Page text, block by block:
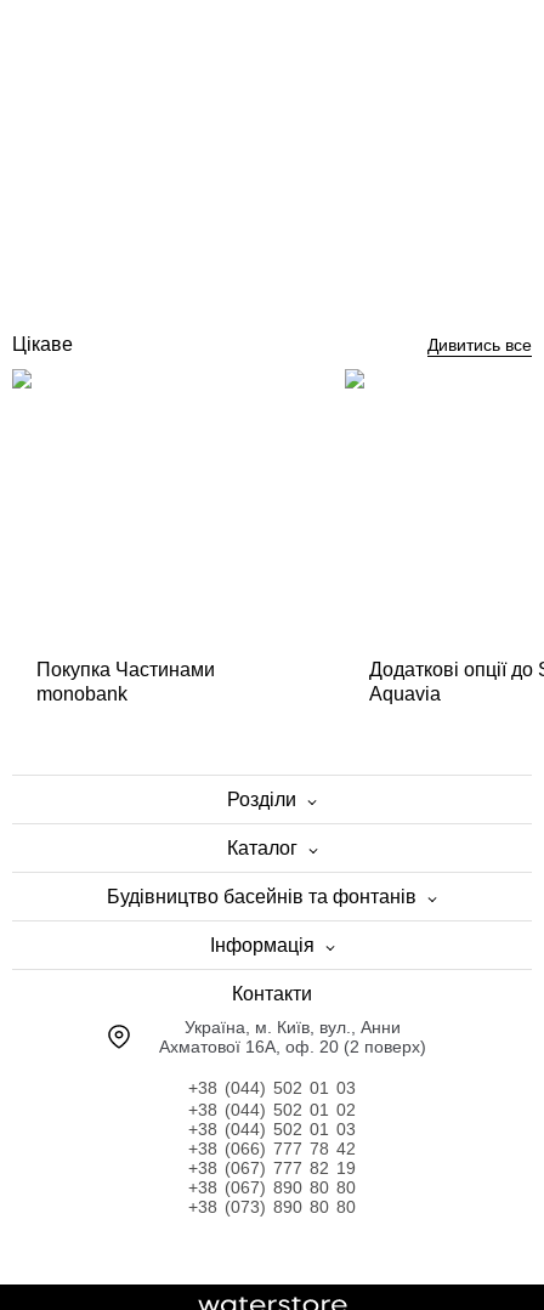
Цікаве Дивитись все
Покупка Частинами
monobank
Додаткові опції
Aquavia
Розділи
Каталог
Будівництво басейнів та фонтанів
Інформація
Контакти
Українa, м. Київ, вул., Анни
Ахматової 16А, оф. 20 (2 поверх)
+38 (044) 502 01 03
+38 (044) 502 01 02
+38 (044) 502 01 03
+38 (066) 777 78 42
+38 (067) 777 82 19
+38 (067) 890 80 80
+38 (073) 890 80 80